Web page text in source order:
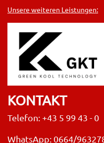
Unsere weiteren Leistungen:
KONTAKT
Telefon: +43 5 99 43 - 0
WhatsApp: 0664/